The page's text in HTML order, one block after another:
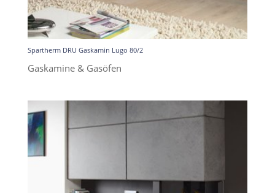
Spartherm DRU Gaskamin Lugo 80/2
Gaskamine & Gasöfen